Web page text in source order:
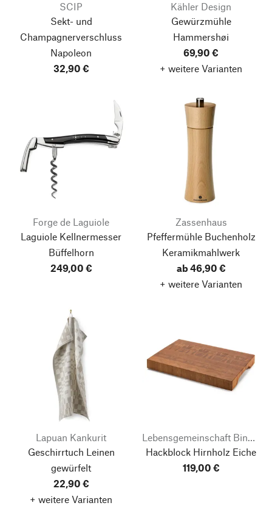
SCIP
Sekt- und
Champagnerverschluss
Napoleon
32,90 €
Kähler Design
Gewürzmühle
Hammershøi
69,90 €
+ weitere Varianten
Forge de Laguiole
Laguiole Kellnermesser
Büffelhorn
249,00 €
Zassenhaus
Pfeffermühle Buchenholz
Keramikmahlwerk
ab 46,90 €
+ weitere Varianten
Lapuan Kankurit
Geschirrtuch Leinen
gewürfelt
22,90 €
+ weitere Varianten
Lebensgemeinschaft Bingenheim
Hackblock Hirnholz Eiche
119,00 €